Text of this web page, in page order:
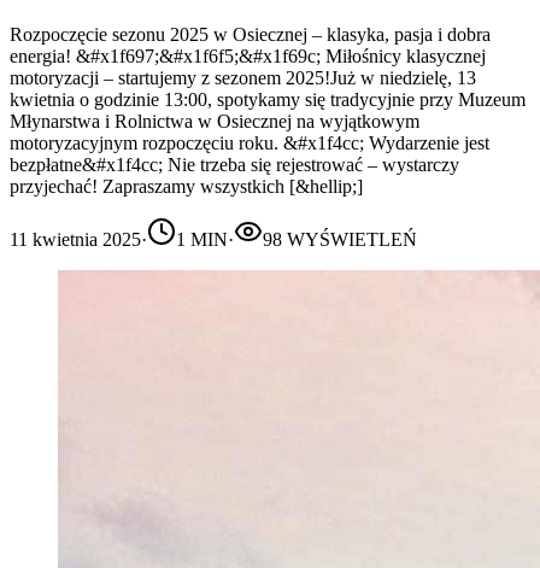
Rozpoczęcie sezonu 2025 w Osiecznej – klasyka, pasja i dobra
energia! &#x1f697;&#x1f6f5;&#x1f69c; Miłośnicy klasycznej
motoryzacji – startujemy z sezonem 2025!Już w niedzielę, 13
kwietnia o godzinie 13:00, spotykamy się tradycyjnie przy Muzeum
Młynarstwa i Rolnictwa w Osiecznej na wyjątkowym
motoryzacyjnym rozpoczęciu roku. &#x1f4cc; Wydarzenie jest
bezpłatne&#x1f4cc; Nie trzeba się rejestrować – wystarczy
przyjechać! Zapraszamy wszystkich [&hellip;]
11 kwietnia 2025· 1 MIN· 98 WYŚWIETLEŃ